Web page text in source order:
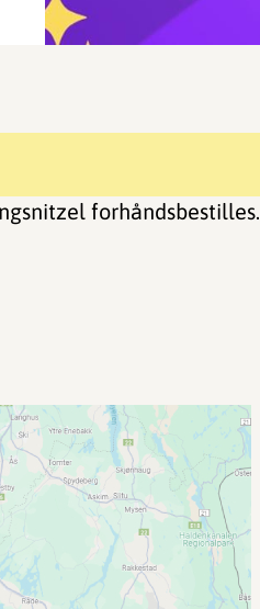
forhåndsbestilles.